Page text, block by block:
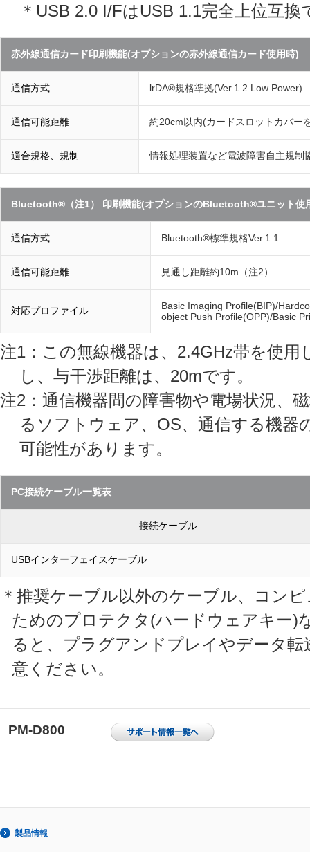
＊USB 2.0 I/FはUSB 1.1完全上位互
赤外線通信カード印刷機能(オプションの赤外線通信カード使用時)
通信方式 lrDA®規格準拠(Ver.1.2 Low Power)
通信可能距離 約20cm以内(カードスロットカバー
適合規格、規制 情報処理装置など電波障害自主規制
Bluetooth®（注1） 印刷機能(オプションのBluetooth®ユニット使
通信方式 Bluetooth®標準規格Ver.1.1
通信可能距離 見通し距離約10m（注2）
対応プロファイル
Basic Imaging Profile(BIP)/
object Push Profile(OPP)/Basic
注1：この無線機器は、2.4GHz帯を使
し、与干渉距離は、20mです。
注2：通信機器間の障害物や電場状況、
るソフトウェア、OS、通信する機器
可能性があります。
PC接続ケーブル一覧表
接続ケーブル
USBインターフェイスケーブル
＊推奨ケーブル以外のケーブル、コン
ためのプロテクタ(ハードウェアキー)
ると、プラグアンドプレイやデータ
意ください。
PM-D800
製品情報